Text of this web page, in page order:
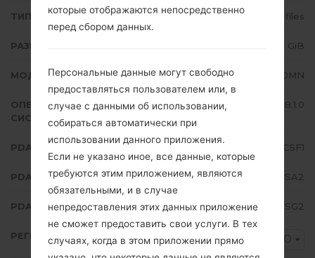
ТИП ПРОШИВКИ 4 files
РАЗМЕР ФАЙЛА 1.66 GiB
МОДЕЛЬ Samsung SM-J710MN
ОПЕРАЦИОННАЯ
СИСТЕМА
Android Oreo 8.1.0
PDA/AP ВЕРСИЯ J710MNVJS4CSF1
PDA/AP ВЕРСИЯ J710MNUUB4CSA2
PDA/AP ВЕРСИЯ J710MNUBS4CSG2
РЕГИОН MXO
которые отображаются непосредственно
перед сбором данных.
Персональные данные могут свободно
предоставляться пользователем или, в
случае с данными об использовании,
собираться автоматически при
использовании данного приложения.
Если не указано иное, все данные, которые
требуются этим приложением, являются
обязательными, и в случае
непредоставления этих данных приложение
не сможет предоставить свои услуги. В тех
случаях, когда в этом приложении прямо